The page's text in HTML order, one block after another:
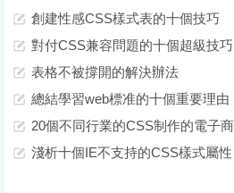
創建性感CSS樣式表的十個技巧
對付CSS兼容問題的十個超級技巧
表格不被撐開的解決辦法
總結學習web標准的十個重要理由
20個不同行業的CSS制作的電子
淺析十個IE不支持的CSS樣式屬性